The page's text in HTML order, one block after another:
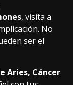
, visita a
No
ser el
Aries, Cáncer